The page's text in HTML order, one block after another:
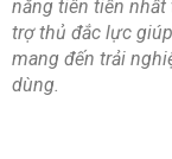
năng tiên tiến
trợ thủ đắc lực
mang đến trải
dùng.